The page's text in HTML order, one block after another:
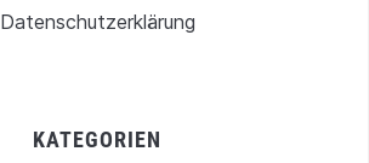
Datenschutzerklärung
KATEGORIEN